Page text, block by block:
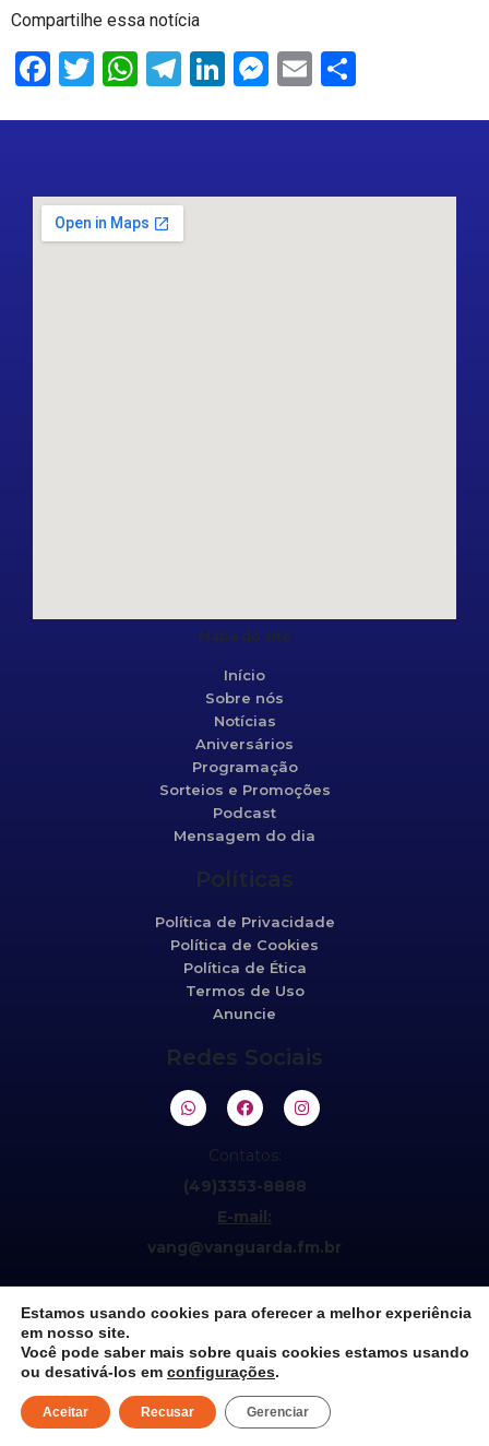
Compartilhe essa notícia
Facebook
Twitter
WhatsApp
Telegram
LinkedIn
Messenger
Email
Mapa do site
Início
Sobre nós
Notícias
Aniversários
Programação
Sorteios e Promoções
Podcast
Mensagem do dia
Políticas
Política de Privacidade
Política de Cookies
Política de Ética
Termos de Uso
Anuncie
Redes Sociais
Contatos:
(49)3353-8888
E-mail:
vang@vanguarda.fm.br
©2021 Vanguarda 95,5fm. Todos os direitos reservados.
Estamos usando cookies para oferecer a melhor experiência
em nosso site.
Você pode saber mais sobre quais cookies estamos usando
ou desativá-los em configurações.
Aceitar Recusar Gerenciar